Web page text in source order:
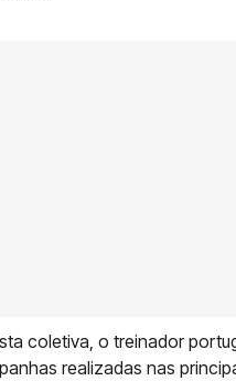
coletiva, o treinador
realizadas nas